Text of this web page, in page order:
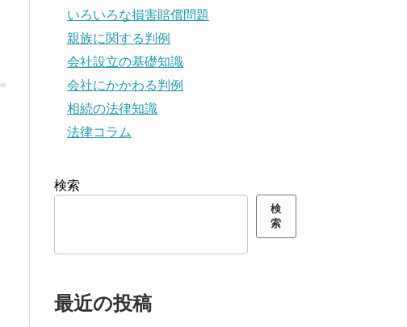
いろいろな損害賠償問題
親族に関する判例
会社設立の基礎知識
会社にかかわる判例
相続の法律知識
法律コラム
検索
検
索
最近の投稿